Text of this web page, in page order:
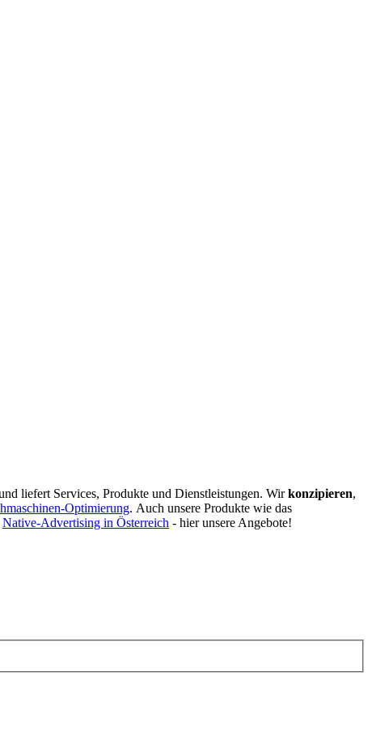
liefert Services, Produkte und Dienstleistungen. Wirkonzipieren,
Optimierung. Auch unsere Produkte wie das
Native-Advertising in Österreich - hier unsere Angebote!